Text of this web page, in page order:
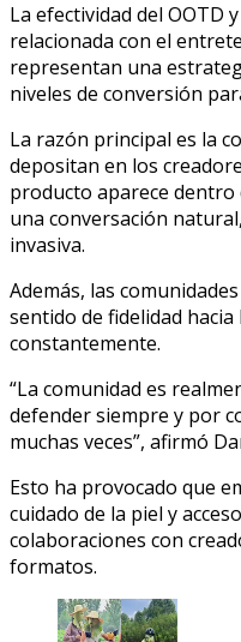
La efectividad del OOTD
relacionada con el
representan una
niveles de conversión
La razón principal es la
depositan en los
producto aparece
una conversación
invasiva.
Además, las
sentido de fidelidad
constantemente.
“La comunidad es
defender siempre y por
muchas veces”, afirmó
Esto ha provocado que
cuidado de la piel y
colaboraciones con
formatos.